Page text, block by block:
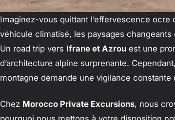
Imaginez-vous quittant l’effervescence
véhicule climatisé, les paysages
Un road trip vers Ifrane et Azrou est une
d’architecture alpine surprenante.
montagne demande une vigilance
Chez Morocco Private Excursions, nous